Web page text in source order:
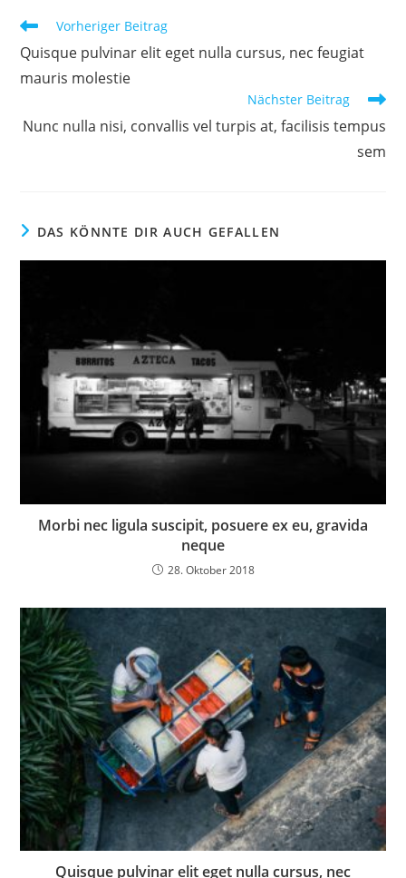
Vorheriger Beitrag
Quisque pulvinar elit eget nulla cursus, nec feugiat
mauris molestie
Nächster Beitrag
Nunc nulla nisi, convallis vel turpis at, facilisis tempus
sem
DAS KÖNNTE DIR AUCH GEFALLEN
Morbi nec ligula suscipit, posuere ex eu, gravida
neque
28. Oktober 2018
Quisque pulvinar elit eget nulla cursus, nec